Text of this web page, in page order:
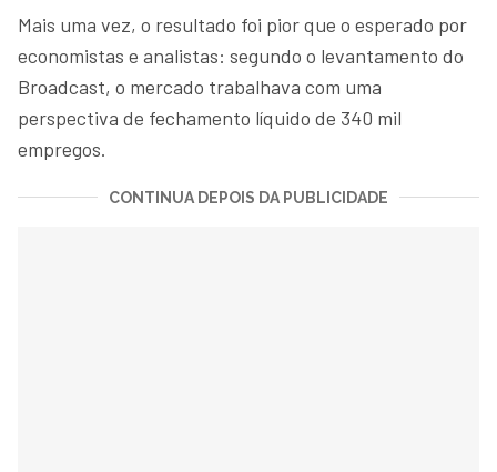
Mais uma vez, o resultado foi pior que o esperado por
economistas e analistas: segundo o levantamento do
Broadcast, o mercado trabalhava com uma
perspectiva de fechamento líquido de 340 mil
empregos.
CONTINUA DEPOIS DA PUBLICIDADE